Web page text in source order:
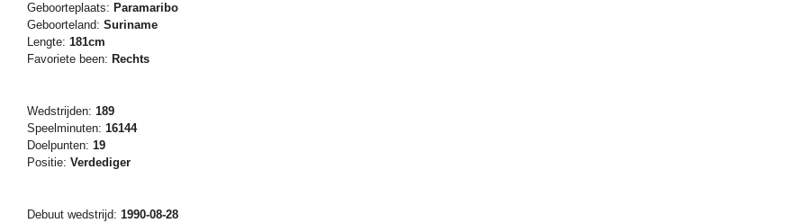
Geboorteplaats: Paramaribo
Geboorteland: Suriname
Lengte: 181cm
Favoriete been: Rechts
Wedstrijden: 189
Speelminuten: 16144
Doelpunten: 19
Positie: Verdediger
Debuut wedstrijd: 1990-08-28